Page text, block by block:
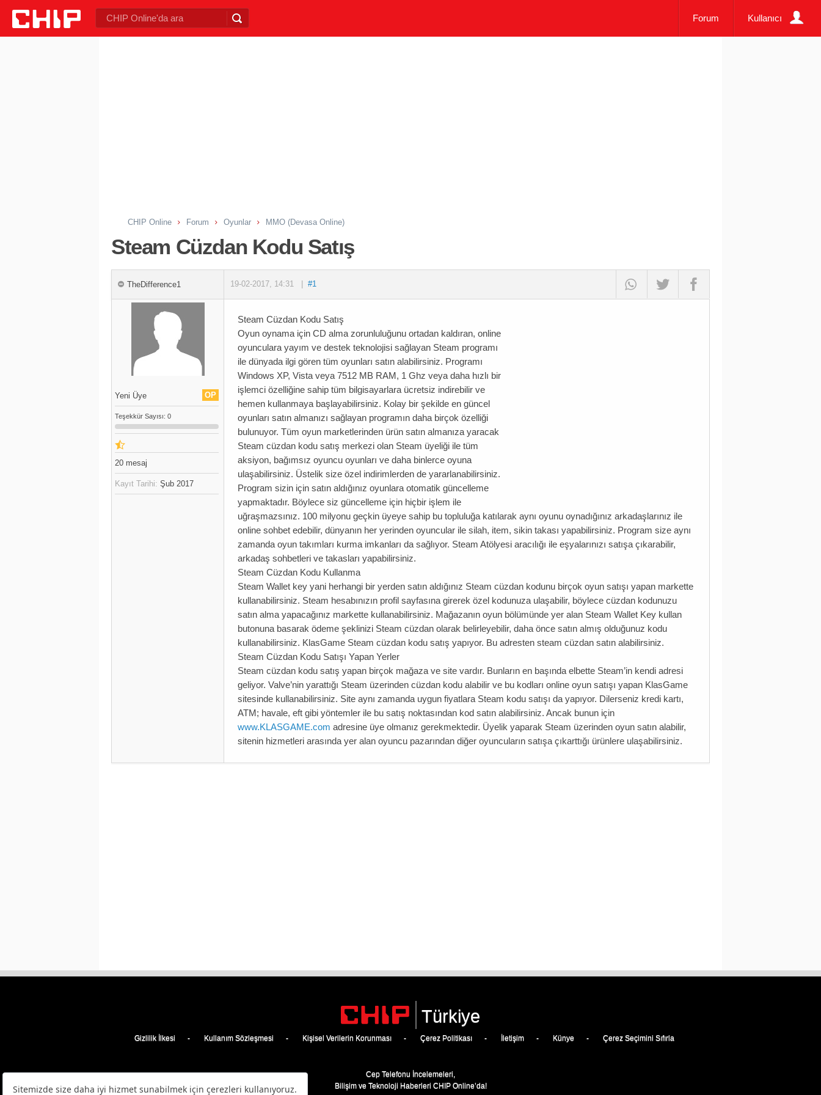
Forum Kullanıcı
CHIP Online Forum Oyunlar MMO (Devasa Online)
Steam Cüzdan Kodu Satış
TheDifference1 19-02-2017, 14:31 #1
OP
Yeni Üye
Teşekkür Sayısı: 0
20 mesaj
Kayıt Tarihi: Şub 2017
Steam Cüzdan Kodu Satış
Oyun oynama için CD alma zorunluluğunu ortadan kaldıran, online
oyunculara yayım ve destek teknolojisi sağlayan Steam programı
ile dünyada ilgi gören tüm oyunları satın alabilirsiniz. Programı
Windows XP, Vista veya 7512 MB RAM, 1 Ghz veya daha hızlı bir
işlemci özelliğine sahip tüm bilgisayarlara ücretsiz indirebilir ve
hemen kullanmaya başlayabilirsiniz. Kolay bir şekilde en güncel
oyunları satın almanızı sağlayan programın daha birçok özelliği
bulunuyor. Tüm oyun marketlerinden ürün satın almanıza yaracak
Steam cüzdan kodu satış merkezi olan Steam üyeliği ile tüm
aksiyon, bağımsız oyuncu oyunları ve daha binlerce oyuna
ulaşabilirsiniz. Üstelik size özel indirimlerden de yararlanabilirsiniz.
Program sizin için satın aldığınız oyunlara otomatik güncelleme
yapmaktadır. Böylece siz güncelleme için hiçbir işlem ile
uğraşmazsınız. 100 milyonu geçkin üyeye sahip bu topluluğa katılarak aynı oyunu oynadığınız arkadaşlarınız ile
online sohbet edebilir, dünyanın her yerinden oyuncular ile silah, item, sikin takası yapabilirsiniz. Program size aynı
zamanda oyun takımları kurma imkanları da sağlıyor. Steam Atölyesi aracılığı ile eşyalarınızı satışa çıkarabilir,
arkadaş sohbetleri ve takasları yapabilirsiniz.
Steam Cüzdan Kodu Kullanma
Steam Wallet key yani herhangi bir yerden satın aldığınız Steam cüzdan kodunu birçok oyun satışı yapan markette
kullanabilirsiniz. Steam hesabınızın profil sayfasına girerek özel kodunuza ulaşabilir, böylece cüzdan kodunuzu
satın alma yapacağınız markette kullanabilirsiniz. Mağazanın oyun bölümünde yer alan Steam Wallet Key kullan
butonuna basarak ödeme şeklinizi Steam cüzdan olarak belirleyebilir, daha önce satın almış olduğunuz kodu
kullanabilirsiniz. KlasGame Steam cüzdan kodu satış yapıyor. Bu adresten steam cüzdan satın alabilirsiniz.
Steam Cüzdan Kodu Satışı Yapan Yerler
Steam cüzdan kodu satış yapan birçok mağaza ve site vardır. Bunların en başında elbette Steam’in kendi adresi
geliyor. Valve’nin yarattığı Steam üzerinden cüzdan kodu alabilir ve bu kodları online oyun satışı yapan KlasGame
sitesinde kullanabilirsiniz. Site aynı zamanda uygun fiyatlara Steam kodu satışı da yapıyor. Dilerseniz kredi kartı,
ATM; havale, eft gibi yöntemler ile bu satış noktasından kod satın alabilirsiniz. Ancak bunun için
www.KLASGAME.com adresine üye olmanız gerekmektedir. Üyelik yaparak Steam üzerinden oyun satın alabilir,
sitenin hizmetleri arasında yer alan oyuncu pazarından diğer oyuncuların satışa çıkarttığı ürünlere ulaşabilirsiniz.
Türkiye
Gizlilik İlkesi Kullanım Sözleşmesi Kişisel Verilerin Korunması Çerez Politikası İletişim Künye Çerez Seçimini Sıfırla
Cep Telefonu İncelemeleri,
Bilişim ve Teknoloji Haberleri CHIP Online’da!